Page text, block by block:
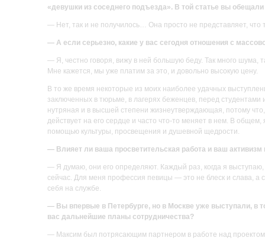
«девушки из соседнего подъезда». В той статье вы
— Нет, так и не получилось… Она просто не представляет, что
— А если серьезно, какие у вас сегодня отношения с
— Я, честно говоря, вижу в ней большую беду. Так много шума,
Мне кажется, мы уже платим за это, и довольно высокую цену.
В то же время некоторые из моих наиболее удачных
заключенных в тюрьме, в лагерях беженцев, перед студентами
нутряная и в высшей степени жизнеутверждающая, потому что,
действует на его сердце и часто что-то меняет в нем. В
помощью культуры, просвещения и душевной щедрости.
— Влияет ли ваша просветительская работа и ваш
— Я думаю, они его определяют. Каждый раз, когда я выступаю,
сейчас. Для меня профессия певицы — это не блеск и слава,
себя на службе.
— Вы впервые в Петербурге, но в Москве уже выступали, в
вас дальнейшие планы сотрудничества?
— Максим был потрясающим партнером в работе над